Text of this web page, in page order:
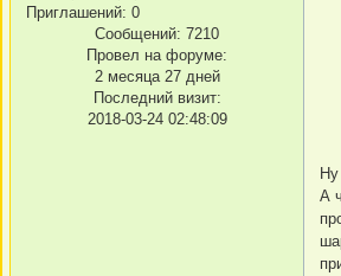
Приглашений: 0
Сообщений: 7210
Провел на форуме:
2 месяца 27 дней
Последний визит:
2018-03-24 02:48:09
А